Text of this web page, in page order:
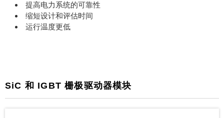
提高电力系统的可靠性
缩短设计和评估时间
运行温度更低
SiC 和 IGBT 栅极驱动器模块